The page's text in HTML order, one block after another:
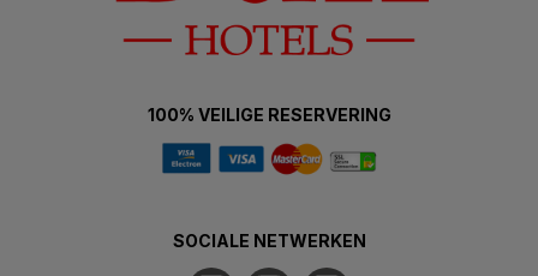
100% VEILIGE RESERVERING
SOCIALE NETWERKEN